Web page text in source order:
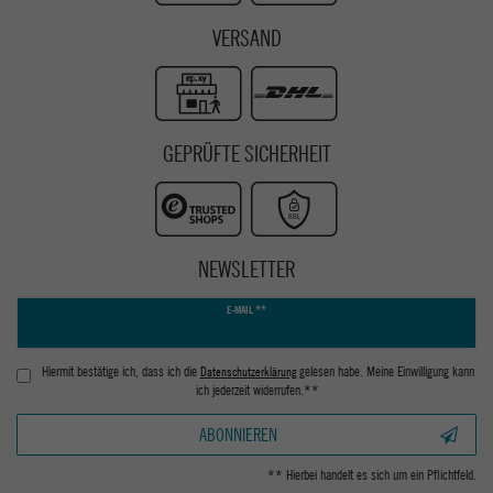
VERSAND
GEPRÜFTE SICHERHEIT
NEWSLETTER
E-MAIL **
Hiermit bestätige ich, dass ich die Daten­schutz­erklärunggelesen habe. Meine Einwilligung kann
ich jederzeit widerrufen.**
ABONNIEREN
** Hierbei handelt es sich um ein Pflichtfeld.